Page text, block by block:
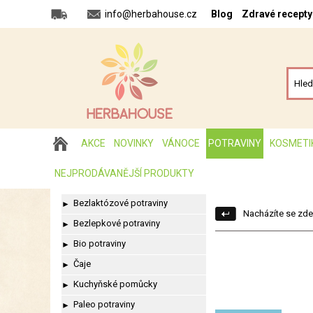
info@herbahouse.cz Blog Zdravé recepty
AKCE NOVINKY VÁNOCE POTRAVINY
NEJPRODÁVANĚJŠÍ PRODUKTY
► Bezlaktózové potraviny
► Bezlepkové potraviny
► Bio potraviny
► Čaje
► Kuchyňské pomůcky
► Paleo potraviny
Nacházíte se